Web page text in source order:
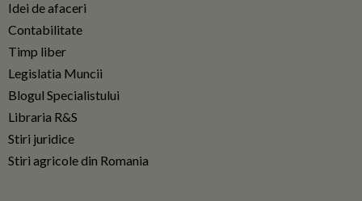
Idei de afaceri
Contabilitate
Timp liber
Legislatia Muncii
Blogul Specialistului
Libraria R&S
Stiri juridice
Stiri agricole din Romania